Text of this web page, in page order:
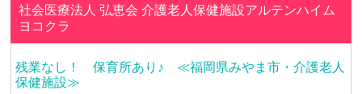
社会医療法人 弘恵会介護老人保健施設アルテンハイム
ヨコクラ
残業なし！ 保育所あり♪ ≪福岡県みやま市・介護老人
保健施設≫